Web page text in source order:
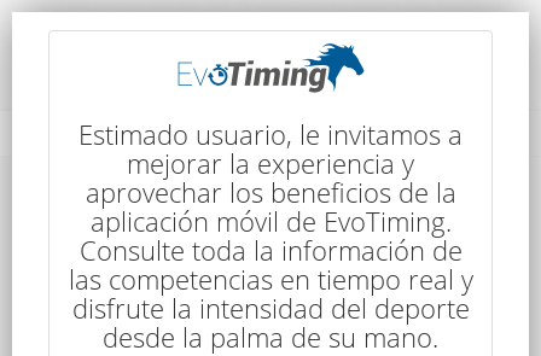
Rendimiento del Competidor
3
Estimado usuario, le invitamos a
mejorar la experiencia y
aprovechar los beneficios de la
aplicación móvil de EvoTiming.
Consulte toda la información de
las competencias en tiempo real y
disfrute la intensidad del deporte
desde la palma de su mano.